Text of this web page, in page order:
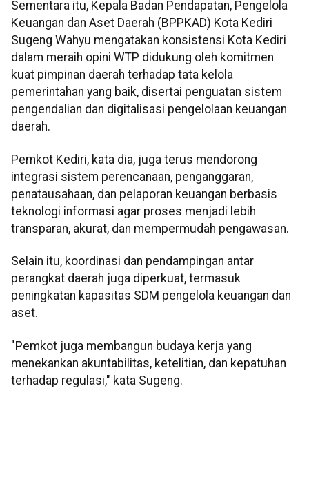
Sementara itu, Kepala Badan Pendapatan, Pengelola
Keuangan dan Aset Daerah (BPPKAD) Kota Kediri
Sugeng Wahyu mengatakan konsistensi Kota Kediri
dalam meraih opini WTP didukung oleh komitmen
kuat pimpinan daerah terhadap tata kelola
pemerintahan yang baik, disertai penguatan sistem
pengendalian dan digitalisasi pengelolaan keuangan
daerah.
Pemkot Kediri, kata dia, juga terus mendorong
integrasi sistem perencanaan, penganggaran,
penatausahaan, dan pelaporan keuangan berbasis
teknologi informasi agar proses menjadi lebih
transparan, akurat, dan mempermudah pengawasan.
Selain itu, koordinasi dan pendampingan antar
perangkat daerah juga diperkuat, termasuk
peningkatan kapasitas SDM pengelola keuangan dan
aset.
"Pemkot juga membangun budaya kerja yang
menekankan akuntabilitas, ketelitian, dan kepatuhan
terhadap regulasi," kata Sugeng.